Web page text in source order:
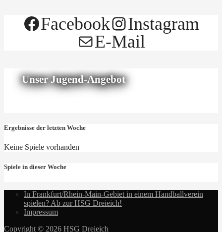
Facebook
Instagram
E-Mail
Unser Jugend-Angebot
Ergebnisse der letzten Woche
Keine Spiele vorhanden
Spiele in dieser Woche
In Frankfurt/Rhein-Main-Gebiet in einem Handballverein
spielen? Ab zur HSG Dreieich!
Impressum
Copyright © 2026 HSG Dreieich